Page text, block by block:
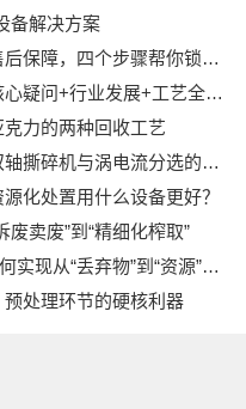
备解决方案
撕碎机选购指南：从需求清单到售后保障，四个步骤帮你锁定靠谱厂家
水泥窑替代燃料：外行人必看的核心疑问+行业发展+工艺全解析
力的两种回收工艺
废铝回收预处理核心设备解析：双轴撕碎机与涡电流分选的应用
化处置用什么设备更好？
卖废”到“精细化榨取”
重塑城市“代谢系统”：大件垃圾如何实现从“丢弃物”到“资源”的蜕变
处理环节的硬核利器